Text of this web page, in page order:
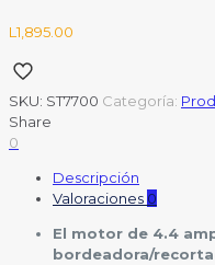
L1,895.00
SKU: ST7700 Categoría:
Share
0
Descripción
Valoraciones 0
El motor de 4.4
bordeadora/